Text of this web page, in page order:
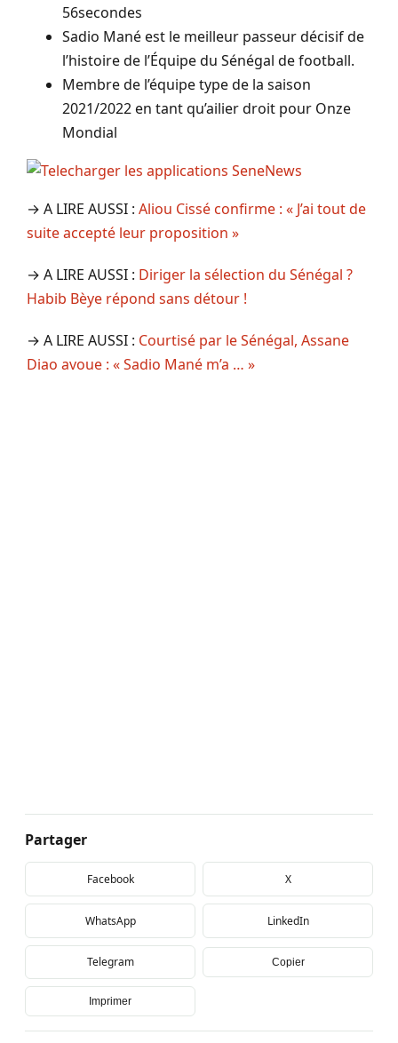
56secondes
Sadio Mané est le meilleur passeur décisif de
l’histoire de l’Équipe du Sénégal de football.
Membre de l’équipe type de la saison
2021/2022 en tant qu’ailier droit pour Onze
Mondial
→ A LIRE AUSSI : Aliou Cissé confirme : « J’ai tout de
suite accepté leur proposition »
→ A LIRE AUSSI : Diriger la sélection du Sénégal ?
Habib Bèye répond sans détour !
→ A LIRE AUSSI : Courtisé par le Sénégal, Assane
Diao avoue : « Sadio Mané m’a … »
Partager
Facebook X
WhatsApp LinkedIn
Telegram Copier
Imprimer